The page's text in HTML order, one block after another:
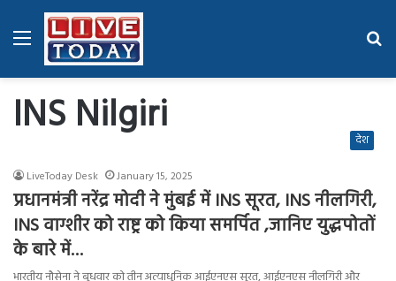
Menu
INS Nilgiri देश
LiveToday Desk January 15, 2025
प्रधानमंत्री नरेंद्र मोदी ने मुंबई में INS सूरत, INS नीलगिरी,
INS वाग्शीर को राष्ट्र को किया समर्पित ,जानिए युद्धपोतों
के बारे में…
भारतीय नौसेना ने बुधवार को तीन अत्याधुनिक आईएनएस सूरत, आईएनएस नीलगिरी और